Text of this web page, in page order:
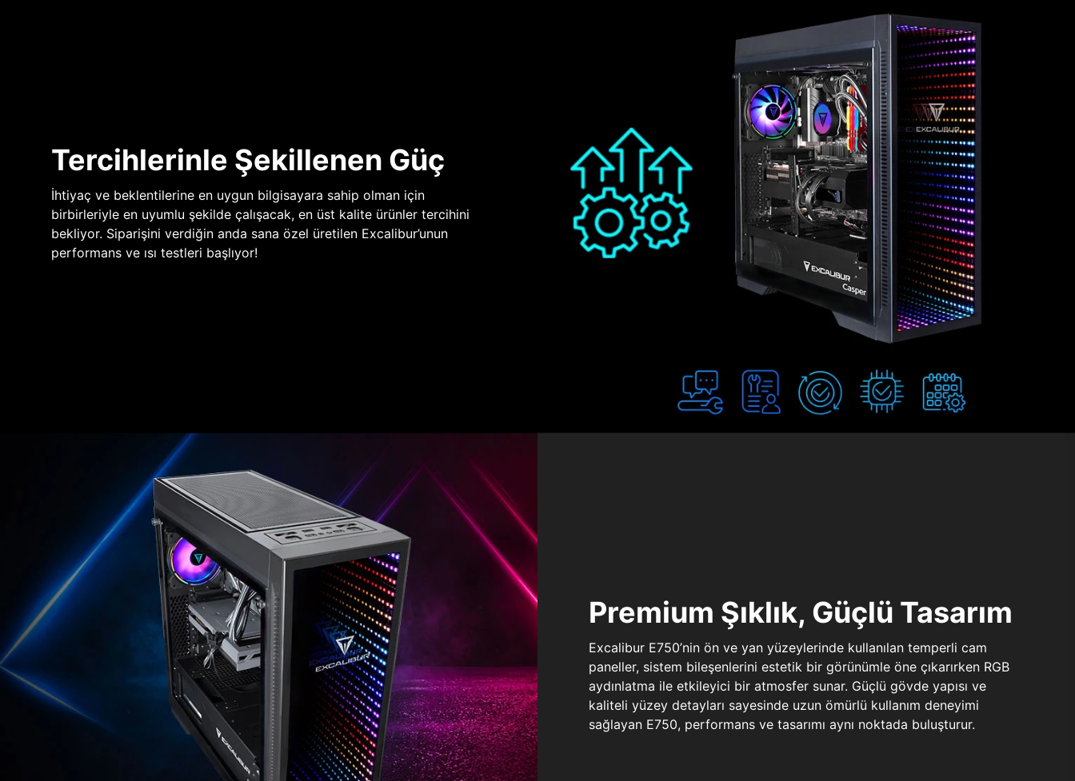
Tercihlerinle Şekillenen Güç
İhtiyaç ve beklentilerine en uygun bilgisayara sahip olman için
birbirleriyle en uyumlu şekilde çalışacak, en üst kalite ürünler tercihini
bekliyor. Siparişini verdiğin anda sana özel üretilen Excalibur’unun
performans ve ısı testleri başlıyor!
Premium Şıklık, Güçlü Tasarım
Excalibur E750’nin ön ve yan yüzeylerinde kullanılan temperli cam
paneller, sistem bileşenlerini estetik bir görünümle öne çıkarırken RGB
aydınlatma ile etkileyici bir atmosfer sunar. Güçlü gövde yapısı ve
kaliteli yüzey detayları sayesinde uzun ömürlü kullanım deneyimi
sağlayan E750, performans ve tasarımı aynı noktada buluşturur.